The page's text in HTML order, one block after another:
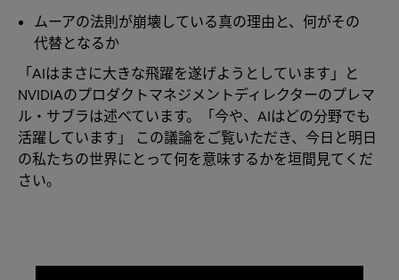
ムーアの法則が崩壊している真の理由と、何がその
代替となるか
「AIはまさに大きな飛躍を遂げようとしています」と
NVIDIAのプロダクトマネジメントディレクターのプレマ
ル・サブラは述べています。「今や、AIはどの分野でも
活躍しています」 この議論をご覧いただき、今日と明日
の私たちの世界にとって何を意味するかを垣間見てくだ
さい。